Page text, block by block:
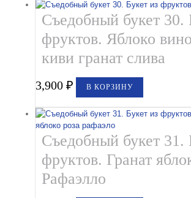
Съедобный букет 30.
фруктов. Яблоко
киви гранат слива
3,900₽ В КОРЗИНУ
Съедобный букет 31.
фруктов. Гранат
Рафаэлло